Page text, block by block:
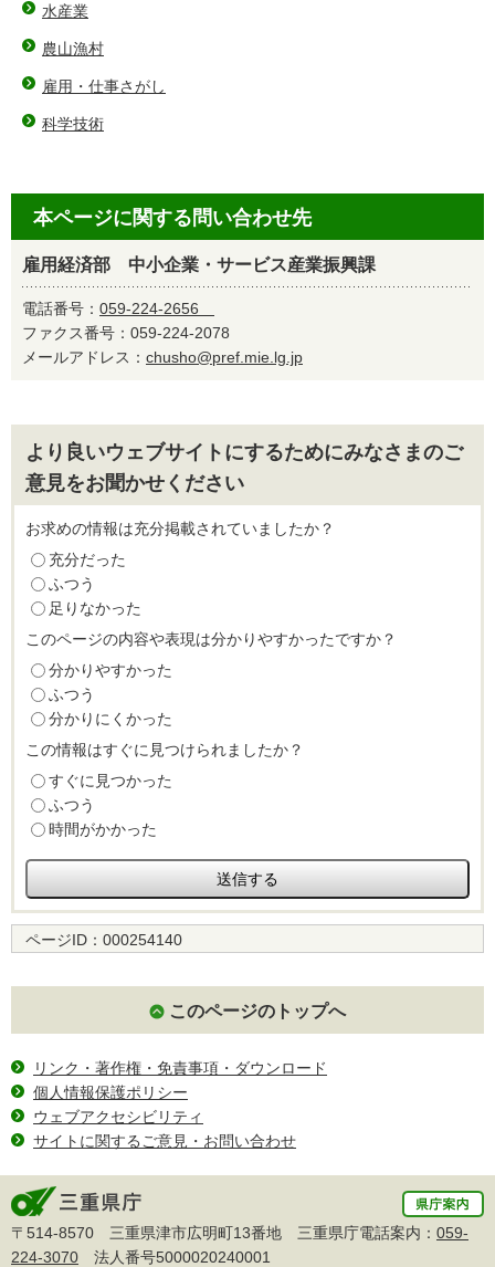
水産業
農山漁村
雇用・仕事さがし
科学技術
本ページに関する問い合わせ先
雇用経済部 中小企業・サービス産業振興課
電話番号： 059-224-2656
ファクス番号：059-224-2078
メールアドレス： chusho@pref.mie.lg.jp
より良いウェブサイトにするためにみなさまのご
意見をお聞かせください
お求めの情報は充分掲載されていましたか？
充分だった
ふつう
足りなかった
このページの内容や表現は分かりやすかったですか？
分かりやすかった
ふつう
分かりにくかった
この情報はすぐに見つけられましたか？
すぐに見つかった
ふつう
時間がかかった
ページID： 000254140
このページのトップへ
リンク・著作権・免責事項・ダウンロード
個人情報保護ポリシー
ウェブアクセシビリティ
サイトに関するご意見・お問い合わせ
〒514-8570 三重県津市広明町13番地 三重県庁電話案内： 059-
224-3070 法人番号5000020240001